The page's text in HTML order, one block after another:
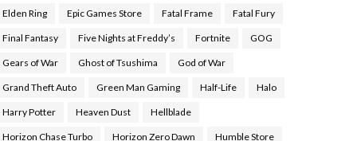
Elden Ring Epic Games Store Fatal Frame Fatal Fury
Final Fantasy Five Nights at Freddy’s Fortnite GOG
Gears of War Ghost of Tsushima God of War
Grand Theft Auto Green Man Gaming Half-Life Halo
Harry Potter Heaven Dust Hellblade
Horizon Chase Turbo Horizon Zero Dawn Humble Store